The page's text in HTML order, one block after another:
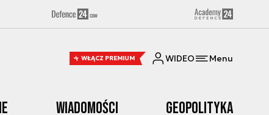
WŁĄCZ PREMIUM WIDEO Menu
Wiadomości Geopolityka